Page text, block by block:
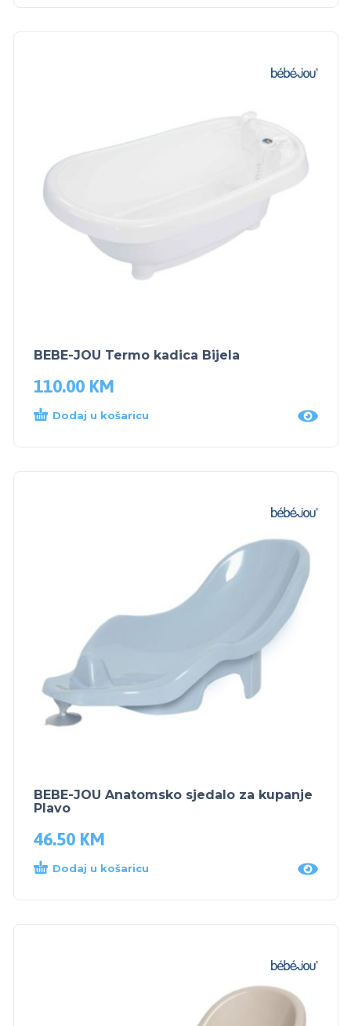
BEBE-JOU Termo kadica Bijela
110.00 KM
Dodaj u košaricu
BEBE-JOU Anatomsko sjedalo za kupanje
Plavo
46.50 KM
Dodaj u košaricu